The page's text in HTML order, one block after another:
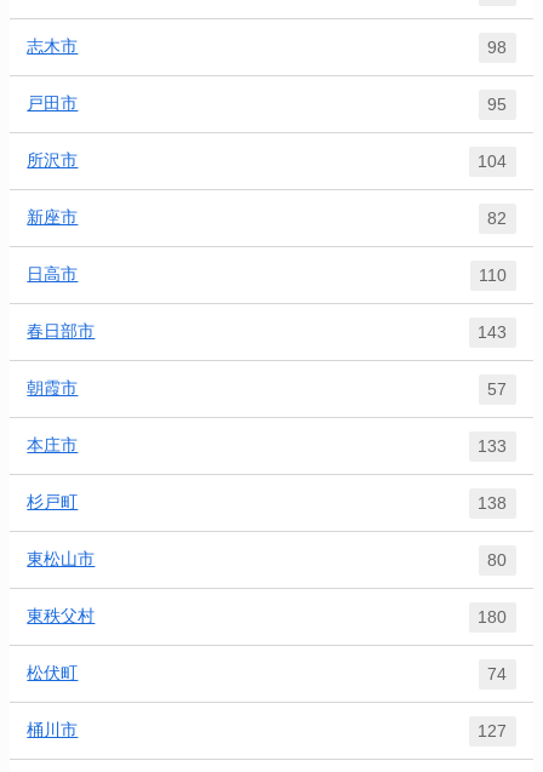
志木市 98
戸田市 95
所沢市 104
新座市 82
日高市 110
春日部市 143
朝霞市 57
本庄市 133
杉戸町 138
東松山市 80
東秩父村 180
松伏町 74
桶川市 127